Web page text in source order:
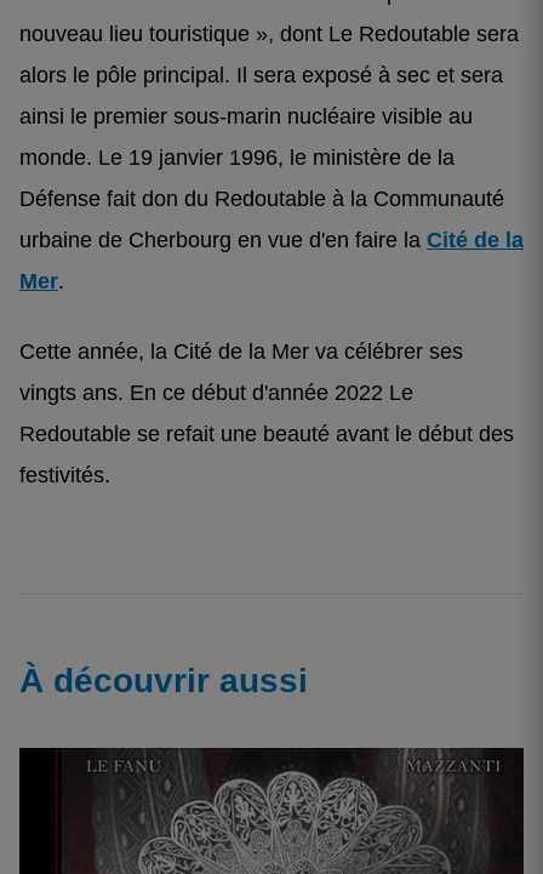
nouveau lieu touristique », dont Le Redoutable sera
alors le pôle principal. Il sera exposé à sec et sera
ainsi le premier sous-marin nucléaire visible au
monde. Le 19 janvier 1996, le ministère de la
Défense fait don du Redoutable à la Communauté
urbaine de Cherbourg en vue d'en faire la Cité de la
Mer.
Cette année, la Cité de la Mer va célébrer ses
vingts ans. En ce début d'année 2022 Le
Redoutable se refait une beauté avant le début des
festivités.
À découvrir aussi